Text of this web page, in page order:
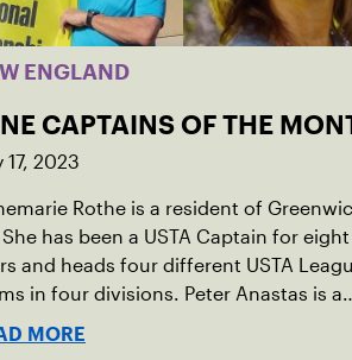
ENGLAND
CAPTAINS OF THE
17, 2023
Rothe is a resident of
She has been a USTA Captain for eight
and heads four different USTA
in four divisions. Peter Anastas is a
of Waterford, CT. He has been a
MORE